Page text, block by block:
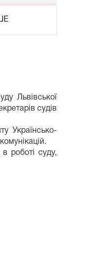
Львівської
судів
Українсько-
роботі суду,